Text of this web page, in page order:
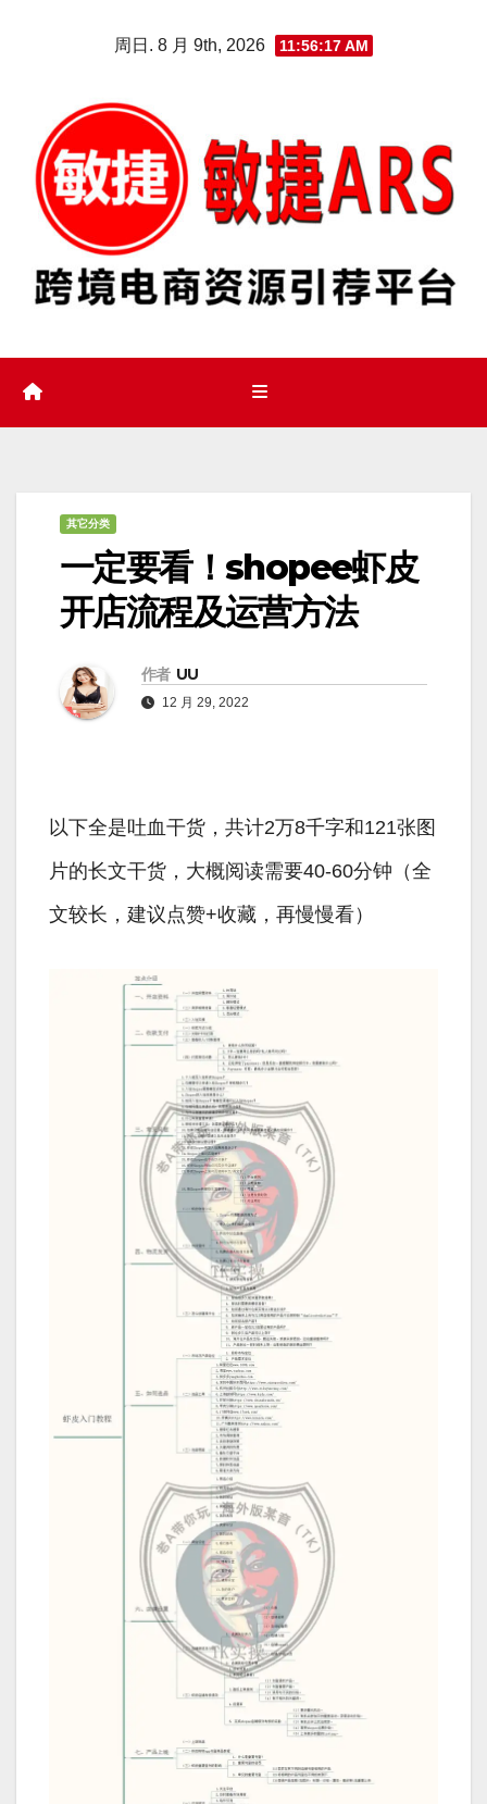
周日. 8 月 9th, 2026 11:56:18 AM
其它分类
一定要看！shopee虾皮
开店流程及运营方法
作者 UU
12 月 29, 2022
以下全是吐血干货，共计2万8千字和121张图
片的长文干货，大概阅读需要40-60分钟（全
文较长，建议点赞+收藏，再慢慢看）